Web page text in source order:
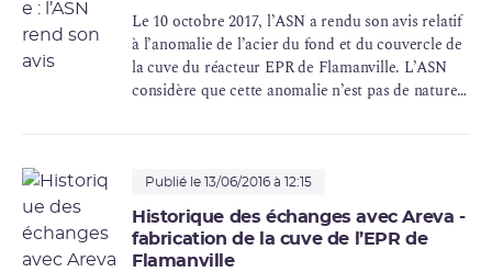
Le 10 octobre 2017, l’ASN a rendu son avis relatif
à l’anomalie de l’acier du fond et du couvercle de
la cuve du réacteur EPR de Flamanville. L’ASN
considère que cette anomalie n’est pas de nature à
La faisabilité de ces contrôles n’étant aujourd’hui
pas acquise pour le couvercle, l’ASN considère
que le couvercle actuel ne peut être utilisé au-delà
de 2024.
Publié le 13/06/2016 à 12:15
Historique des échanges avec Areva -
fabrication de la cuve de l’EPR de
Flamanville